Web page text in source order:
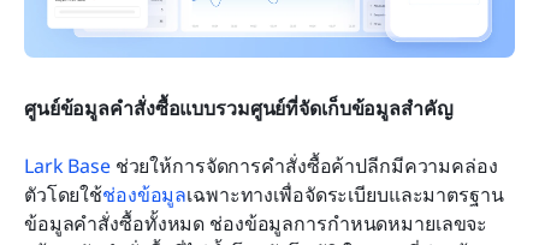
ศูนย์ข้อมูลคำสั่งซื้อแบบรวมศูนย์ที่จัดเก็บข้อมูลสำคัญ
Lark Base ช่วยให้การจัดการคำสั่งซื้อค้าปลีกมีความคล่อง
ตัวโดยใช้ช่องข้อมูลเฉพาะทางเพื่อจัดระเบียบและมาตรฐาน
ข้อมูลคำสั่งซื้อทั้งหมด ช่องข้อมูลการกำหนดหมายเลขจะ